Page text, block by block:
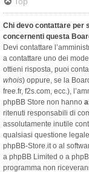
Chi devo contattare per
concernenti questa
Devi contattare
a contattare uno dei
ottieni risposta, puoi
whois) oppure, se la
free.fr, f2s.com, ecc.),
phpBB Store non hanno
ritenuti responsabili di
assolutamente inutile
qualsiasi questione legale
phpBB-Store.it o al
a phpBB Limited o a
programma non